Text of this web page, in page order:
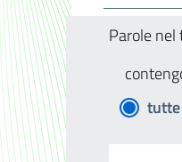
Parole
tutte